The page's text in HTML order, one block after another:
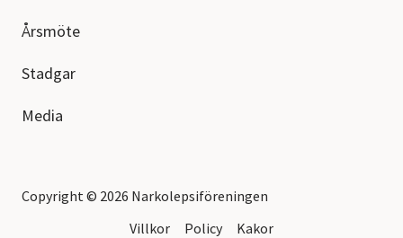
Årsmöte
Stadgar
Media
Copyright © 2026 Narkolepsiföreningen
Villkor
Policy Kakor